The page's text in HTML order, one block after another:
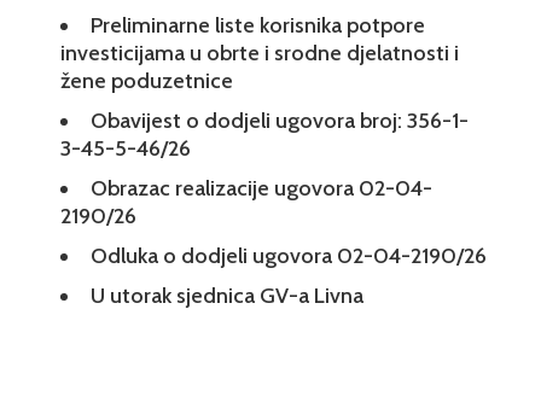
Preliminarne liste korisnika potpore
investicijama u obrte i srodne djelatnosti i
žene poduzetnice
Obavijest o dodjeli ugovora broj: 356-1-
3-45-5-46/26
Obrazac realizacije ugovora 02-04-
2190/26
Odluka o dodjeli ugovora 02-04-2190/26
U utorak sjednica GV-a Livna